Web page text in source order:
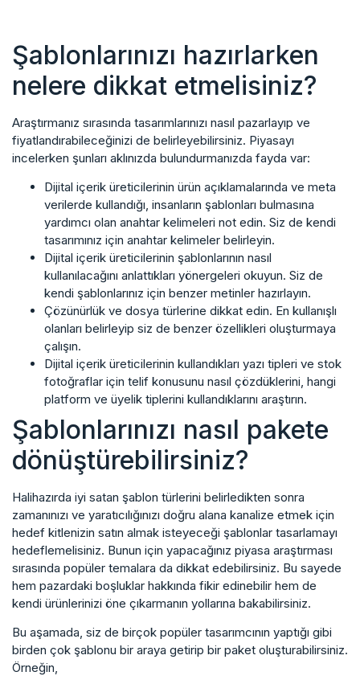
Şablonlarınızı hazırlarken
nelere dikkat etmelisiniz?
Araştırmanız sırasında tasarımlarınızı nasıl pazarlayıp ve
fiyatlandırabileceğinizi de belirleyebilirsiniz. Piyasayı
incelerken şunları aklınızda bulundurmanızda fayda var:
Dijital içerik üreticilerinin ürün açıklamalarında ve meta
verilerde kullandığı, insanların şablonları bulmasına
yardımcı olan anahtar kelimeleri not edin. Siz de kendi
tasarımınız için anahtar kelimeler belirleyin.
Dijital içerik üreticilerinin şablonlarının nasıl
kullanılacağını anlattıkları yönergeleri okuyun. Siz de
kendi şablonlarınız için benzer metinler hazırlayın.
Çözünürlük ve dosya türlerine dikkat edin. En kullanışlı
olanları belirleyip siz de benzer özellikleri oluşturmaya
çalışın.
Dijital içerik üreticilerinin kullandıkları yazı tipleri ve stok
fotoğraflar için telif konusunu nasıl çözdüklerini, hangi
platform ve üyelik tiplerini kullandıklarını araştırın.
Şablonlarınızı nasıl pakete
dönüştürebilirsiniz?
Halihazırda iyi satan şablon türlerini belirledikten sonra
zamanınızı ve yaratıcılığınızı doğru alana kanalize etmek için
hedef kitlenizin satın almak isteyeceği şablonlar tasarlamayı
hedeflemelisiniz. Bunun için yapacağınız piyasa araştırması
sırasında popüler temalara da dikkat edebilirsiniz. Bu sayede
hem pazardaki boşluklar hakkında fikir edinebilir hem de
kendi ürünlerinizi öne çıkarmanın yollarına bakabilirsiniz.
Bu aşamada, siz de birçok popüler tasarımcının yaptığı gibi
birden çok şablonu bir araya getirip bir paket oluşturabilirsiniz.
Örneğin,